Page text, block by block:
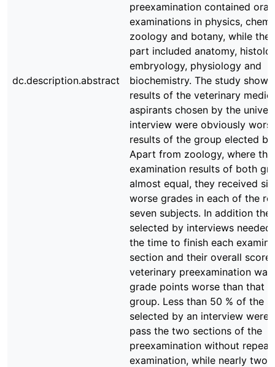
dc.description.abstract
preexamination contained oral
examinations in physics,
zoology and botany, while the
part included anatomy,
embryology, physiology and
biochemistry. The study
results of the veterinary
aspirants chosen by the
interview were obviously
results of the group elected by
Apart from zoology, where the
examination results of both
almost equal, they received
worse grades in each of the
seven subjects. In addition the
selected by interviews needed
the time to finish each
section and their overall score
veterinary preexamination
grade points worse than that
group. Less than 50 % of the
selected by an interview were
pass the two sections of the
preexamination without
examination, while nearly two